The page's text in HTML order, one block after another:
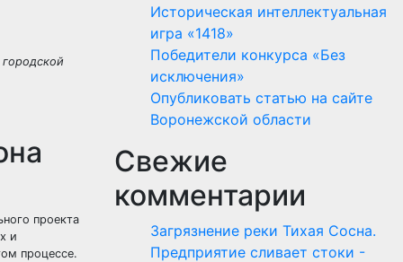
проекта
и
процессе.
Историческая интеллектуальная
игра «1418»
Победители конкурса «Без
исключения»
Опубликовать статью на сайте
Воронежской области
Свежие
комментарии
Загрязнение реки Тихая Сосна.
Предприятие сливает стоки -